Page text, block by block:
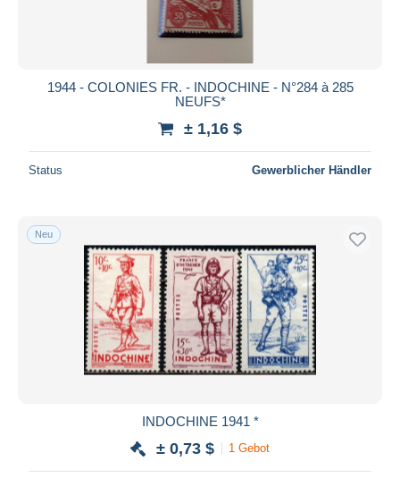
1944 - COLONIES FR. - INDOCHINE - N°284 à 285
NEUFS*
± 1,16 $
Status Gewerblicher Händler
Neu
INDOCHINE 1941 *
± 0,73 $ 1 Gebot